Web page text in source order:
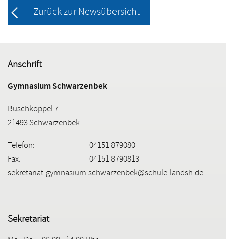
Zurück zur Newsübersicht
Anschrift
Gymnasium Schwarzenbek
Buschkoppel 7
21493 Schwarzenbek
Telefon:
04151 879080
Fax:
04151 8790813
sekretariat-gymnasium.schwarzenbek@schule.landsh.de
Sekretariat